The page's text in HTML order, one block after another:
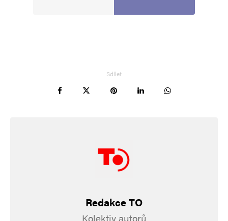
Sdílet
Redakce TO
Kolektiv autorů